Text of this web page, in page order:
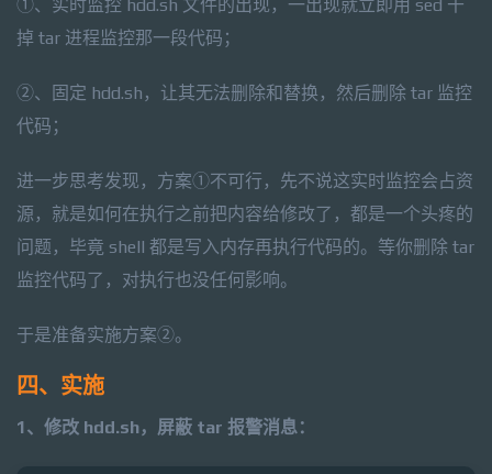
①、实时监控 hdd.sh 文件的出现，一出现就立即用 sed 干
掉 tar 进程监控那一段代码；
②、固定 hdd.sh，让其无法删除和替换，然后删除 tar 监控
代码；
进一步思考发现，方案①不可行，先不说这实时监控会占资
源，就是如何在执行之前把内容给修改了，都是一个头疼的
问题，毕竟 shell 都是写入内存再执行代码的。等你删除 tar
监控代码了，对执行也没任何影响。
于是准备实施方案②。
四、实施
1、修改 hdd.sh，屏蔽 tar 报警消息：